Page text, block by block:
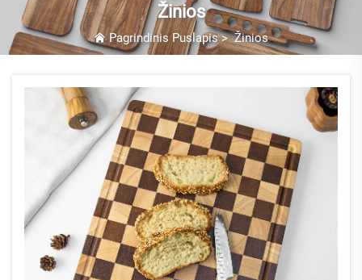
Žinios
Pagrindinis Puslapis>Žinios